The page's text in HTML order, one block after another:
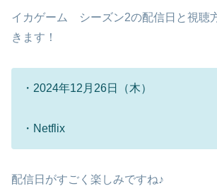
イカゲーム シーズン2の配信日と視聴
きます！
・2024年12月26日（木）
・Netflix
配信日がすごく楽しみですね♪